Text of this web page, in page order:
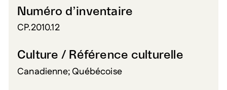
Numéro d’inventaire
CP.2010.12
Culture / Référence culturelle
Canadienne; Québécoise